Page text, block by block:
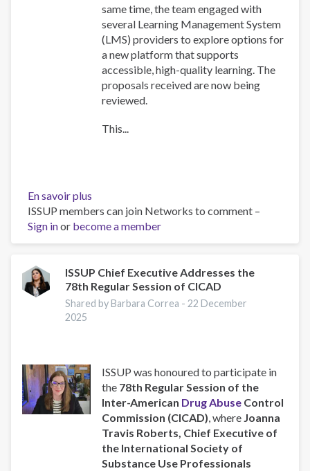
same time, the team engaged with
several Learning Management System
(LMS) providers to explore options for
a new platform that supports
accessible, high-quality learning. The
proposals received are now being
reviewed.
This...
En savoir plus
Training
Team
collaboration
ISSUP members can join Networks to comment –
Sign inor become a member
ISSUP Chief Executive Addresses the
78th Regular Session of CICAD
Shared by Barbara Correa -22 December
2025
ISSUP was honoured to participate in
the 78th Regular Session of the
Inter-American Drug Abuse Control
Commission (CICAD), where Joanna
Travis Roberts, Chief Executive of
the International Society of
Substance Use Professionals